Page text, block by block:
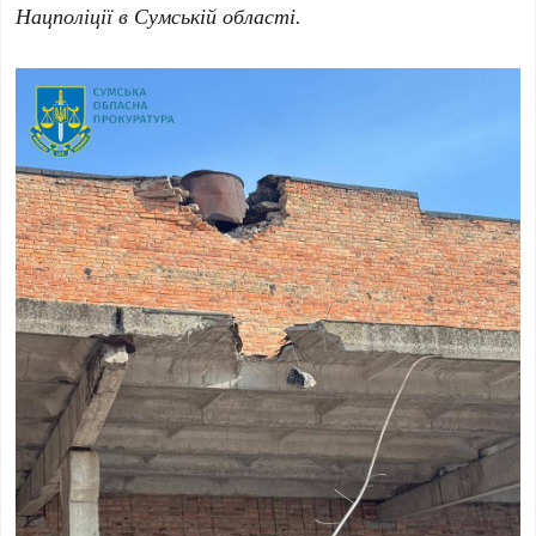
Нацполіції в Сумській області.